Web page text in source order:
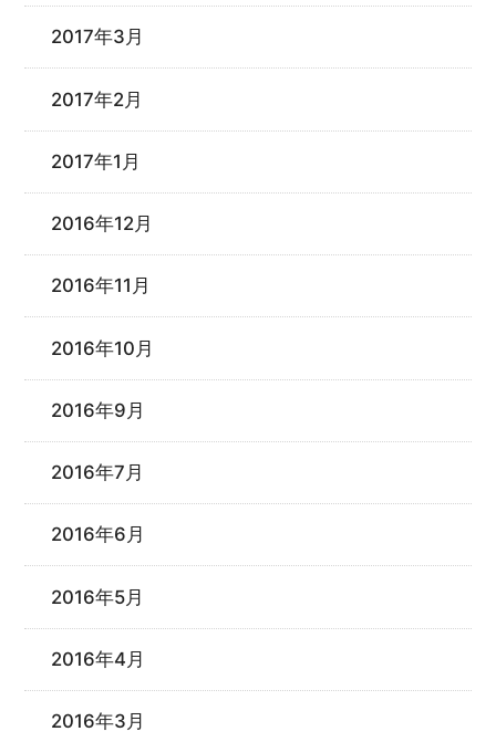
2017年3月
2017年2月
2017年1月
2016年12月
2016年11月
2016年10月
2016年9月
2016年7月
2016年6月
2016年5月
2016年4月
2016年3月